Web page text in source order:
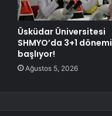
Üsküdar Üniversitesi
SHMYO’da 3+1 dönemi
başlıyor!
Ağustos 5, 2026